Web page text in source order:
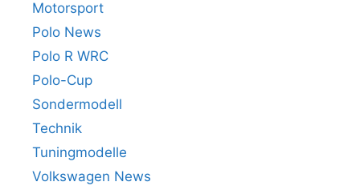
Motorsport
Polo News
Polo R WRC
Polo-Cup
Sondermodell
Technik
Tuningmodelle
Volkswagen News